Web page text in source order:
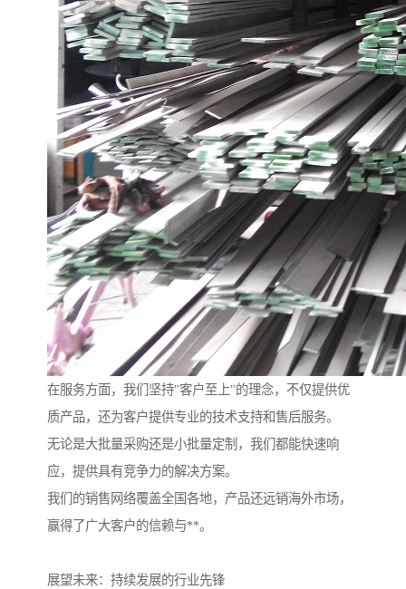
在服务方面，我们坚持"客户至上"的理念，不仅提供优
质产品，还为客户提供专业的技术支持和售后服务。
无论是大批量采购还是小批量定制，我们都能快速响
应，提供具有竞争力的解决方案。
我们的销售网络覆盖全国各地，产品还远销海外市场，
赢得了广大客户的信赖与**。
展望未来：持续发展的行业先锋